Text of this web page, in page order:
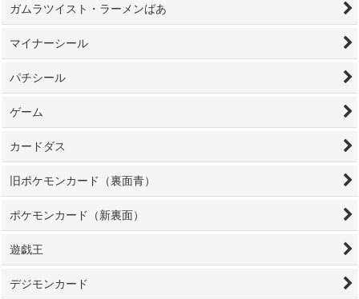
ガムラツイスト・ラーメンばあ
マイナーシール
パチシール
ゲーム
カードダス
旧ポケモンカード（裏面青）
ポケモンカード（新裏面）
遊戯王
デジモンカード